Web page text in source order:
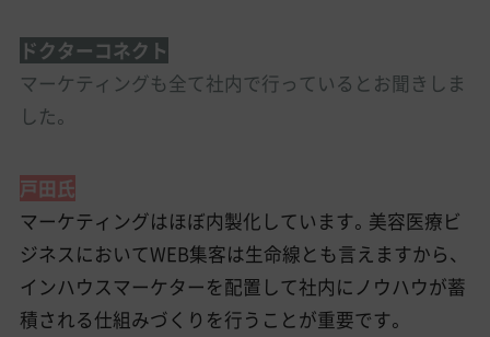
ドクターコネクト
マーケティングも全て社内で行っているとお聞きしま
した。
戸田氏
マーケティングはほぼ内製化しています。美容医療ビ
ジネスにおいてWEB集客は生命線とも言えますから、
インハウスマーケターを配置して社内にノウハウが蓄
積される仕組みづくりを行うことが重要です。